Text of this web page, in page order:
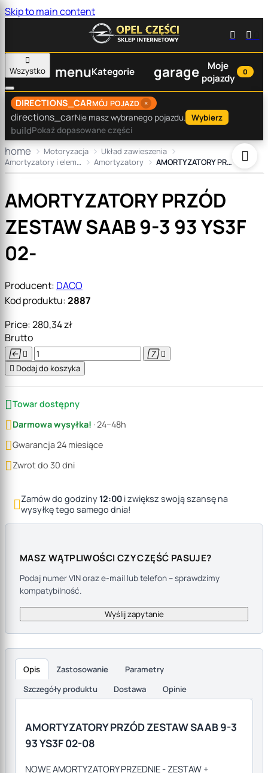
Skip to main content



Wszystko
menuKategorie garage
Moje
pojazdy
0
DIRECTIONS_CARMÓJ POJAZD ×
directions_carNie masz wybranego pojazdu. Wybierz
buildPokaż dopasowane części
home Motoryzacja
Układ zawieszenia
Amortyzatory AMORTYZATORY PRZÓD ZESTAW SAAB 9-3 93 YS3F 02- 
AMORTYZATORY PRZÓD
ZESTAW SAAB 9-3 93 YS3F
02-
Producent: DACO
Kod produktu:2887
Price:280,34 zł
Brutto
   
 Dodaj do koszyka
Towar dostępny
Darmowa wysyłka! · 24–48h
Gwarancja 24 miesiące
Zwrot do 30 dni
Zamów do godziny12:00i zwiększ swoją szansę na
wysyłkę tego samego dnia!
MASZ WĄTPLIWOŚCI CZY CZĘŚĆ PASUJE?
Podaj numer VIN oraz e-mail lub telefon – sprawdzimy
kompatybilność.
Wyślij zapytanie
Opis Zastosowanie
Parametry
Szczegóły produktu
Dostawa Opinie
Opis produktu
AMORTYZATORY PRZÓD ZESTAW SAAB 9-3
93 YS3F 02-08
NOWE AMORTYZATORY PRZEDNIE - ZESTAW +